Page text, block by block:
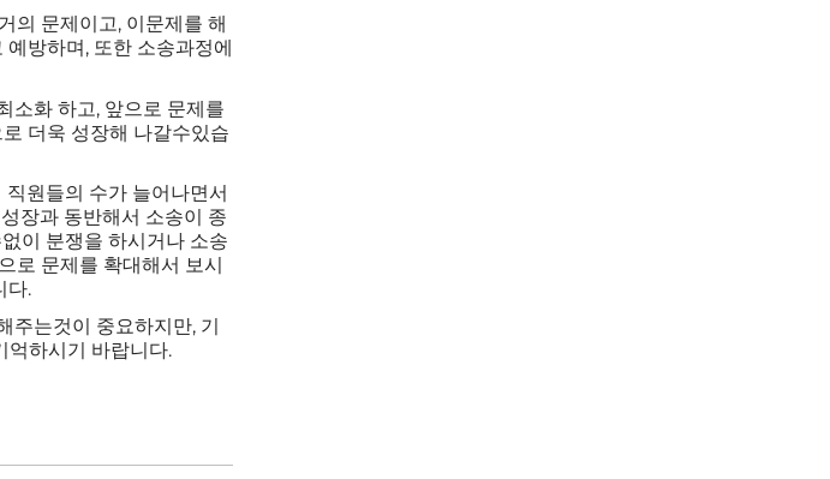
의 문제이고, 이문제를 해
방하며, 또한 소송과정에
소화 하고, 앞으로 문제를
더욱 성장해 나갈수있습
원들의 수가 늘어나면서
장과 동반해서 소송이 종
이 분쟁을 하시거나 소송
로 문제를 확대해서 보시
다.
주는것이 중요하지만, 기
억하시기 바랍니다.